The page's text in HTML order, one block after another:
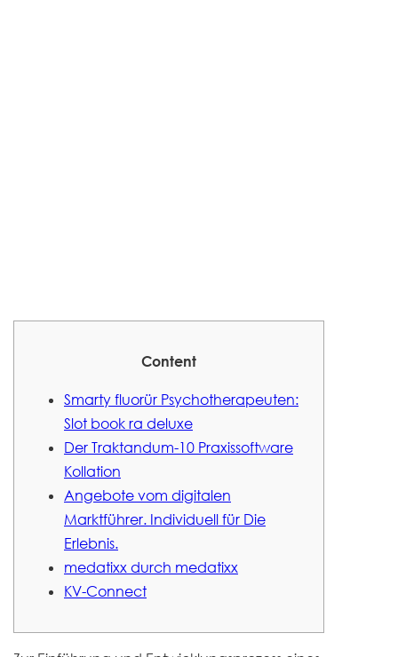
Content
Smarty fluorür Psychotherapeuten:
Slot book ra deluxe
Der Traktandum-10 Praxissoftware
Kollation
Angebote vom digitalen
Marktführer. Individuell für Die
Erlebnis.
medatixx durch medatixx
KV-Connect